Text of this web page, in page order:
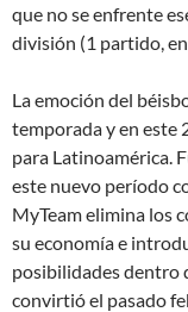
que no se enfrente
división (1 partido,
La emoción del
temporada y en este
para Latinoamérica.
este nuevo período
MyTeam elimina los
su economía e
posibilidades dentro
convirtió el pasado